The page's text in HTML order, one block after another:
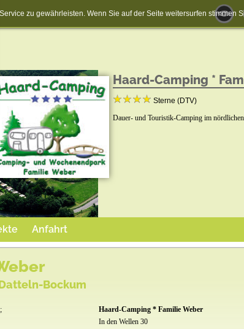
Haard-Camping *
Sterne (DTV)
Dauer- und Touristik-Camping im
Anfahrt
Bockum
Haard-Camping * Familie Weber
In den Wellen 30
zu gewährleisten. Wenn Sie auf der Seite weitersurfen